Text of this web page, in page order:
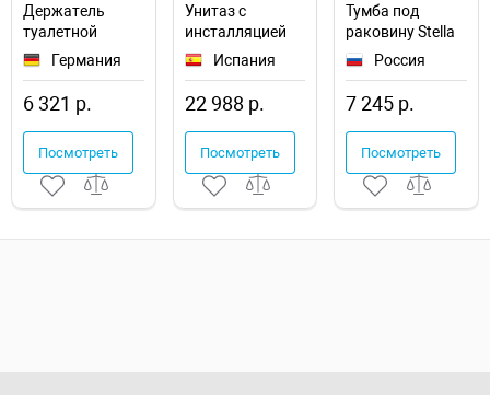
Держатель
туалетной
бумаги
Hansgrohe
AddStoris
41772000 с
полкой
Германия
6 321 р.
Посмотреть
Унитаз с
инсталляцией
Roca The Gap
Испания
22 988 р.
Посмотреть
Тумба под
раковину Stella
Polar Фаворита
Россия
7 245 р.
Посмотреть